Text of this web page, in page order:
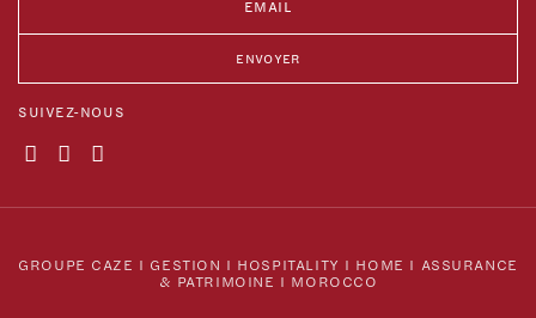
SUIVEZ-NOUS
GROUPE CAZE I GESTION I HOSPITALITY I HOME I ASSURANCE
& PATRIMOINE I MOROCCO